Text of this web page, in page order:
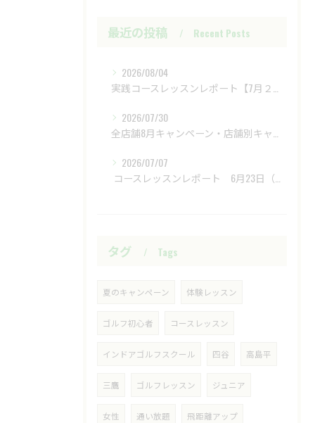
最近の投稿 Recent Posts
2026/08/04
実践コースレッスンレポート【7月２８日（火）富士レイクサイドCC】
2026/07/30
全店舗8月キャンペーン・店舗別キャンペーンもあります
2026/07/07
​ コースレッスンレポート 6月23日（火）新武蔵ヶ丘GC ​
タグ Tags
夏のキャンペーン 体験レッスン
ゴルフ初心者 コースレッスン
インドアゴルフスクール 四谷 高島平
三鷹 ゴルフレッスン ジュニア
女性 通い放題 飛距離アップ